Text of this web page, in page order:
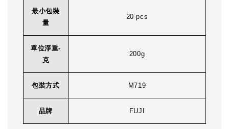
最小包裝
量
20 pcs
單位淨重-
克
200g
包裝方式 M719
品牌 FUJI